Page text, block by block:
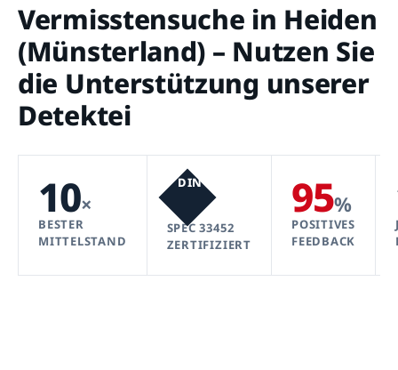
Vermisstensuche in Heiden
(Münsterland) – Nutzen Sie
die Unterstützung unserer
Detektei
10×
BESTER
MITTELSTAND
DIN
SPEC 33452
ZERTIFIZIERT
95%
POSITIVES
FEEDBACK